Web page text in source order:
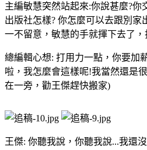
主編敏慧突然站起來:你說甚麼?你
出版社怎樣? 你怎麼可以去跟別家
一不留意，敏慧的手就揮下去了
總編輯心想: 打用力一點，你要加
啦，我怎麼會這樣呢!我當然還是
在一旁，勸王傑趕快搬家)
王傑: 你聽我說，你聽我說...我還